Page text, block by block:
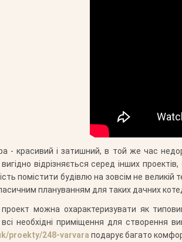
- красивий і затишний, в той же час
відрізняється серед інших
помістити будівлю на зовсім не великій
плануванням для таких дачних
можна охарактеризувати як
необхідні приміщення для створення
proekty/248-varvara подарує багато